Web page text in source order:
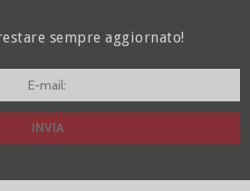
sempre aggiornato!